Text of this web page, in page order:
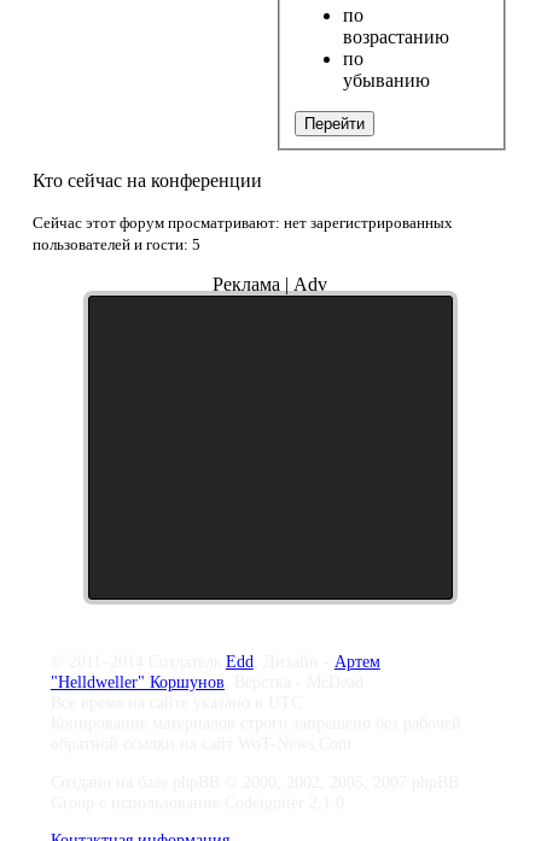
по
возрастанию
по
убыванию
Перейти
Кто сейчас на конференции
Сейчас этот форум просматривают: нет зарегистрированных
пользователей и гости: 5
Реклама | Adv
Edd, Дизайн - Артем
"Helldweller" Коршунов